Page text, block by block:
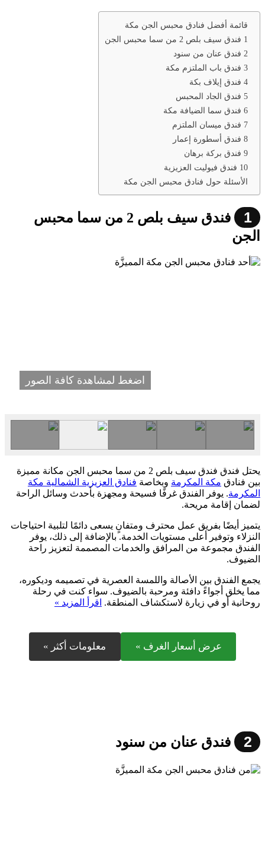
قائمة أفضل فنادق محبس الجن مكة
1 فندق سيف بلص 2 من سما محبس الجن
2 فندق عنان من سنود
3 فندق باب الملتزم مكة
4 فندق إيلاف بكة
5 فندق الجاد المحبس
6 فندق سما الضيافة مكة
7 فندق ميسان الملتزم
8 فندق أسطورة إعمار
9 فندق بركة برهان
10 فندق فيوليت العزيزية
الأسئلة حول فنادق محبس الجن مكة
1
فندق سيف بلص 2 من سما محبس
الجن
اضغط لمشاهدة كافة الصور
يحتل فندق فندق سيف بلص 2 من سما محبس الجن مكانة مميزة
بين فنادق مكة المكرمة وبخاصة فنادق العزيزية الشمالية مكة
المكرمة. يوفر الفندق غرفًا فسيحة ومجهزة بأحدث وسائل الراحة
لضمان إقامة مريحة.
يتميز أيضًا بفريق عمل محترف ومتفانٍ يسعى دائمًا لتلبية احتياجات
النزلاء وتوفير أعلى مستويات الخدمة. بالإضافة إلى ذلك، يوفر
الفندق مجموعة من المرافق والخدمات المصممة لتعزيز راحة
الضيوف.
يجمع الفندق بين الأصالة واللمسة العصرية في تصميمه وديكوره،
مما يخلق أجواءً دافئة ومرحبة بالضيوف. سواء كنت في رحلة
روحانية أو في زيارة لاستكشاف المنطقة. اقرأ المزيد »
عرض أسعار الغرف » معلومات أكثر »
2 فندق عنان من سنود